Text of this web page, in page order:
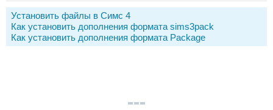
Установить файлы в Симс 4
Как установить дополнения формата sims3pack
Как установить дополнения формата Package